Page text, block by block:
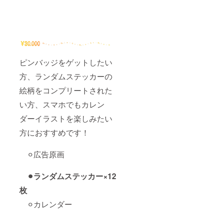
ピンバッジをゲットしたい
方、ランダムステッカーの
絵柄をコンプリートされた
い方、スマホでもカレン
ダーイラストを楽しみたい
方におすすめです！
⚪︎広告原画
⚫︎ランダムステッカー×12
枚
⚪︎カレンダー